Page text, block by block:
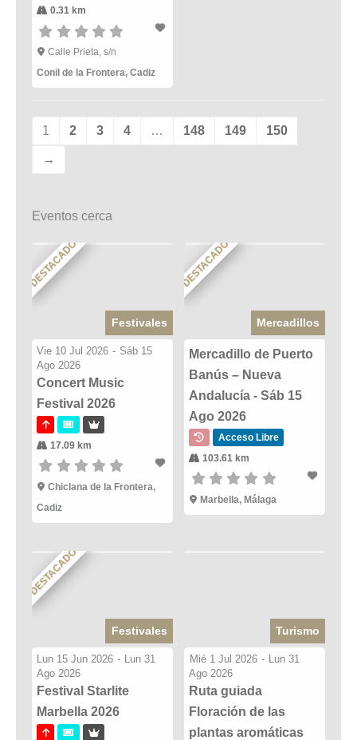
0.31 km
Calle Prieta, s/n
Conil de la Frontera, Cadiz
1 2 3 4 … 148 149 150
→
Eventos cerca
DESTACADO
Festivales
Vie 10 Jul 2026 - Sáb 15
Ago 2026
Concert Music
Festival 2026
17.09 km
Chiclana de la Frontera,
Cadiz
DESTACADO
Mercadillos
Mercadillo de Puerto
Banús – Nueva
Andalucía - Sáb 15
Ago 2026
Acceso Libre
103.61 km
Marbella, Málaga
DESTACADO
Festivales
Lun 15 Jun 2026 - Lun 31
Ago 2026
Festival Starlite
Marbella 2026
Turismo
Mié 1 Jul 2026 - Lun 31
Ago 2026
Ruta guiada
Floración de las
plantas aromáticas